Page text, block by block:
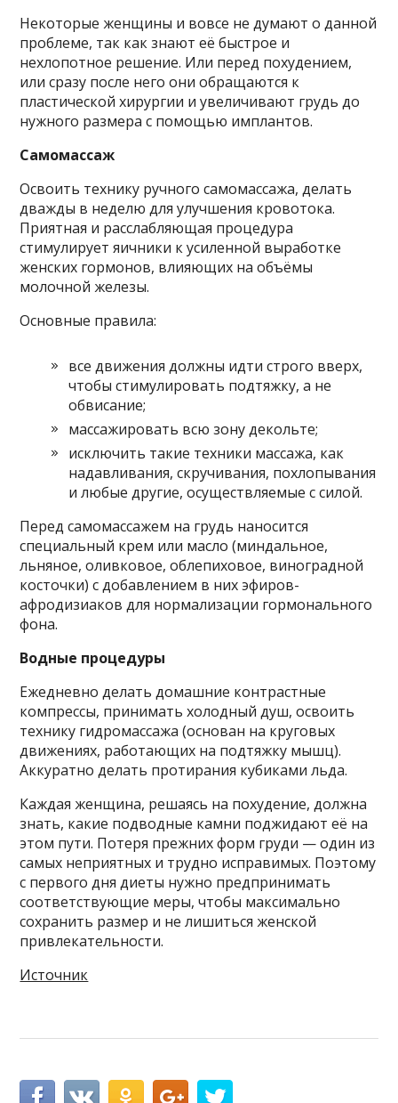
Некоторые женщины и вовсе не думают о данной
проблеме, так как знают её быстрое и
нехлопотное решение. Или перед похудением,
или сразу после него они обращаются к
пластической хирургии и увеличивают грудь до
нужного размера с помощью имплантов.
Самомассаж
Освоить технику ручного самомассажа, делать
дважды в неделю для улучшения кровотока.
Приятная и расслабляющая процедура
стимулирует яичники к усиленной выработке
женских гормонов, влияющих на объёмы
молочной железы.
Основные правила:
все движения должны идти строго вверх,
чтобы стимулировать подтяжку, а не
обвисание;
массажировать всю зону декольте;
исключить такие техники массажа, как
надавливания, скручивания, похлопывания
и любые другие, осуществляемые с силой.
Перед самомассажем на грудь наносится
специальный крем или масло (миндальное,
льняное, оливковое, облепиховое, виноградной
косточки) с добавлением в них эфиров-
афродизиаков для нормализации гормонального
фона.
Водные процедуры
Ежедневно делать домашние контрастные
компрессы, принимать холодный душ, освоить
технику гидромассажа (основан на круговых
движениях, работающих на подтяжку мышц).
Аккуратно делать протирания кубиками льда.
Каждая женщина, решаясь на похудение, должна
знать, какие подводные камни поджидают её на
этом пути. Потеря прежних форм груди — один из
самых неприятных и трудно исправимых. Поэтому
с первого дня диеты нужно предпринимать
соответствующие меры, чтобы максимально
сохранить размер и не лишиться женской
привлекательности.
Источник